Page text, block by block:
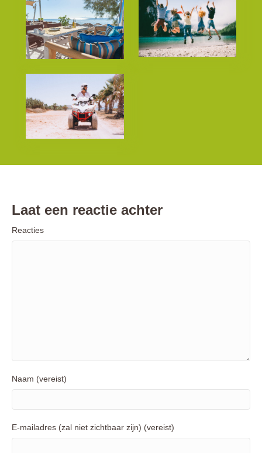
Laat een reactie achter
Reacties
Naam (vereist)
E-mailadres (zal niet zichtbaar zijn) (vereist)